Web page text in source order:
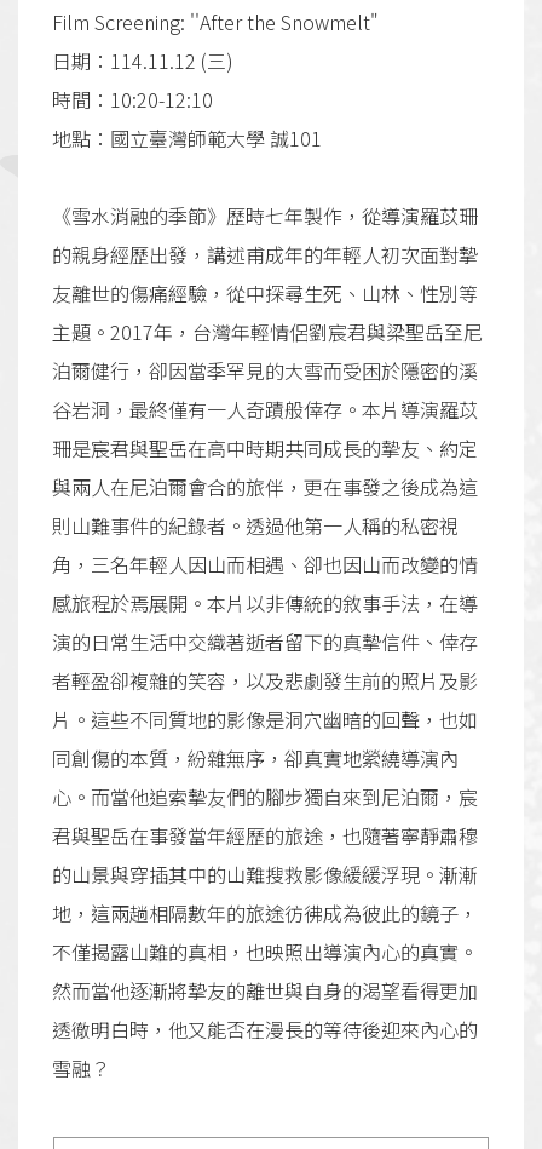
Film Screening: ''After the Snowmelt"
日期：114.11.12 (三)
時間：10:20-12:10
地點：國立臺灣師範大學 誠101
《雪水消融的季節》歷時七年製作，從導演羅苡珊
的親身經歷出發，講述甫成年的年輕人初次面對摯
友離世的傷痛經驗，從中探尋生死、山林、性別等
主題。2017年，台灣年輕情侶劉宸君與梁聖岳至尼
泊爾健行，卻因當季罕見的大雪而受困於隱密的溪
谷岩洞，最終僅有一人奇蹟般倖存。本片導演羅苡
珊是宸君與聖岳在高中時期共同成長的摯友、約定
與兩人在尼泊爾會合的旅伴，更在事發之後成為這
則山難事件的紀錄者。透過他第一人稱的私密視
角，三名年輕人因山而相遇、卻也因山而改變的情
感旅程於焉展開。本片以非傳統的敘事手法，在導
演的日常生活中交織著逝者留下的真摯信件、倖存
者輕盈卻複雜的笑容，以及悲劇發生前的照片及影
片。這些不同質地的影像是洞穴幽暗的回聲，也如
同創傷的本質，紛雜無序，卻真實地縈繞導演內
心。而當他追索摯友們的腳步獨自來到尼泊爾，宸
君與聖岳在事發當年經歷的旅途，也隨著寧靜肅穆
的山景與穿插其中的山難搜救影像緩緩浮現。漸漸
地，這兩趟相隔數年的旅途彷彿成為彼此的鏡子，
不僅揭露山難的真相，也映照出導演內心的真實。
然而當他逐漸將摯友的離世與自身的渴望看得更加
透徹明白時，他又能否在漫長的等待後迎來內心的
雪融？